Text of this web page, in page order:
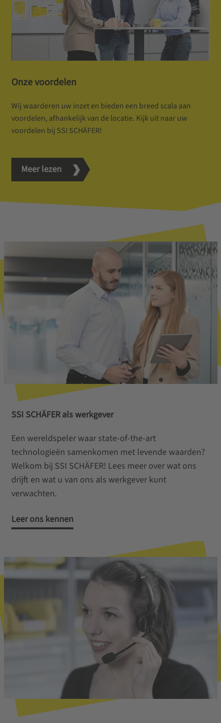
Onze voordelen
Wij waarderen uw inzet en bieden een breed scala aan
voordelen, afhankelijk van de locatie. Kijk uit naar uw
voordelen bij SSI SCHÄFER!
Meer lezen
SSI SCHÄFER als werkgever
Een wereldspeler waar state-of-the-art
technologieën samenkomen met levende waarden?
Welkom bij SSI SCHÄFER! Lees meer over wat ons
drijft en wat u van ons als werkgever kunt
verwachten.
Leer ons kennen